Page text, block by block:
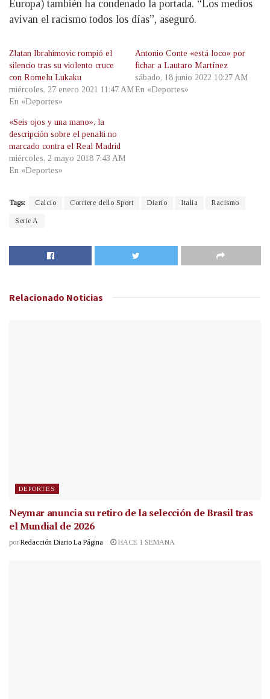
Europa) también ha condenado la portada. “Los medios
avivan el racismo todos los días”, aseguró.
Zlatan Ibrahimovic rompió el
silencio tras su violento cruce
con Romelu Lukaku
miércoles, 27 enero 2021 11:47 AM
En «Deportes»
Antonio Conte «está loco» por
fichar a Lautaro Martínez
sábado, 18 junio 2022 10:27 AM
En «Deportes»
«Seis ojos y una mano», la
descripción sobre el penalti no
marcado contra el Real Madrid
miércoles, 2 mayo 2018 7:43 AM
En «Deportes»
Tags: Calcio Corriere dello Sport Diario Italia Racismo
Serie A
Relacionado Noticias
DEPORTES
Neymar anuncia su retiro de la selección de Brasil tras
el Mundial de 2026
por Redacción Diario La Página HACE 1 SEMANA